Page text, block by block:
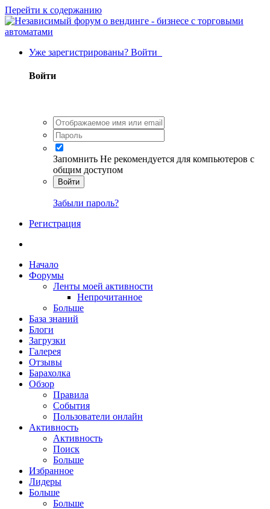
Перейти к содержанию
Уже зарегистрированы? Войти
Войти
Запомнить Не рекомендуется для компьютеров с
общим доступом
Войти
Забыли пароль?
Регистрация
Начало
Форумы
Ленты моей активности
Непрочитанное
Больше
База знаний
Блоги
Загрузки
Галерея
Отзывы
Барахолка
Обзор
Правила
События
Пользователи онлайн
Активность
Активность
Поиск
Больше
Избранное
Лидеры
Больше
Больше